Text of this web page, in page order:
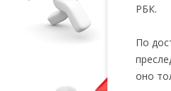
РБК.
По
оно